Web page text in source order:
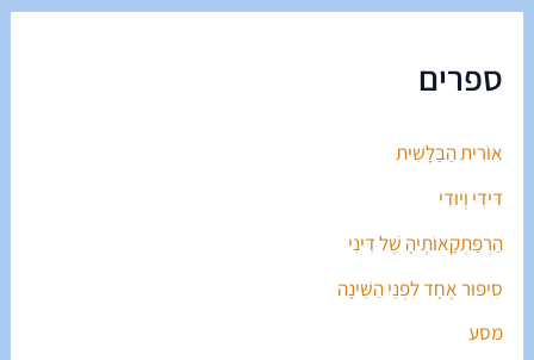
ספרים
אוֹרִית הַבַּלָּשִׁית
דִּידִי וְיוּדִי
הַרְפַּתְקָאוֹתֶיהָ שֶׁל דִּינִי
סִיפּוּר אֶחָד לִפְנֵי הַשֵּׁינָה
מסע